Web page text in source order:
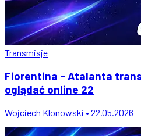
Transmisje
Fiorentina - Atalanta
oglądać online 22
Wojciech Klonowski • 22.05.2026